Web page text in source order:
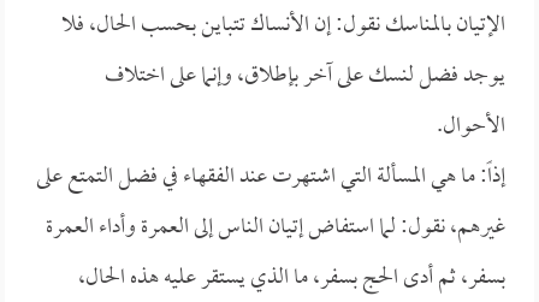
الإتيان بالمناسك نقول: إن الأنساك تتباين بحسب الحال، فلا
يوجد فضل لنسك على آخر بإطلاق، وإنما على اختلاف
الأحوال.
إذاً: ما هي المسألة التي اشتهرت عند الفقهاء في فضل التمتع على
غيرهم، نقول: لما استفاض إتيان الناس إلى العمرة وأداء العمرة
بسفر، ثم أدى الحج بسفر، ما الذي يستقر عليه هذه الحال،